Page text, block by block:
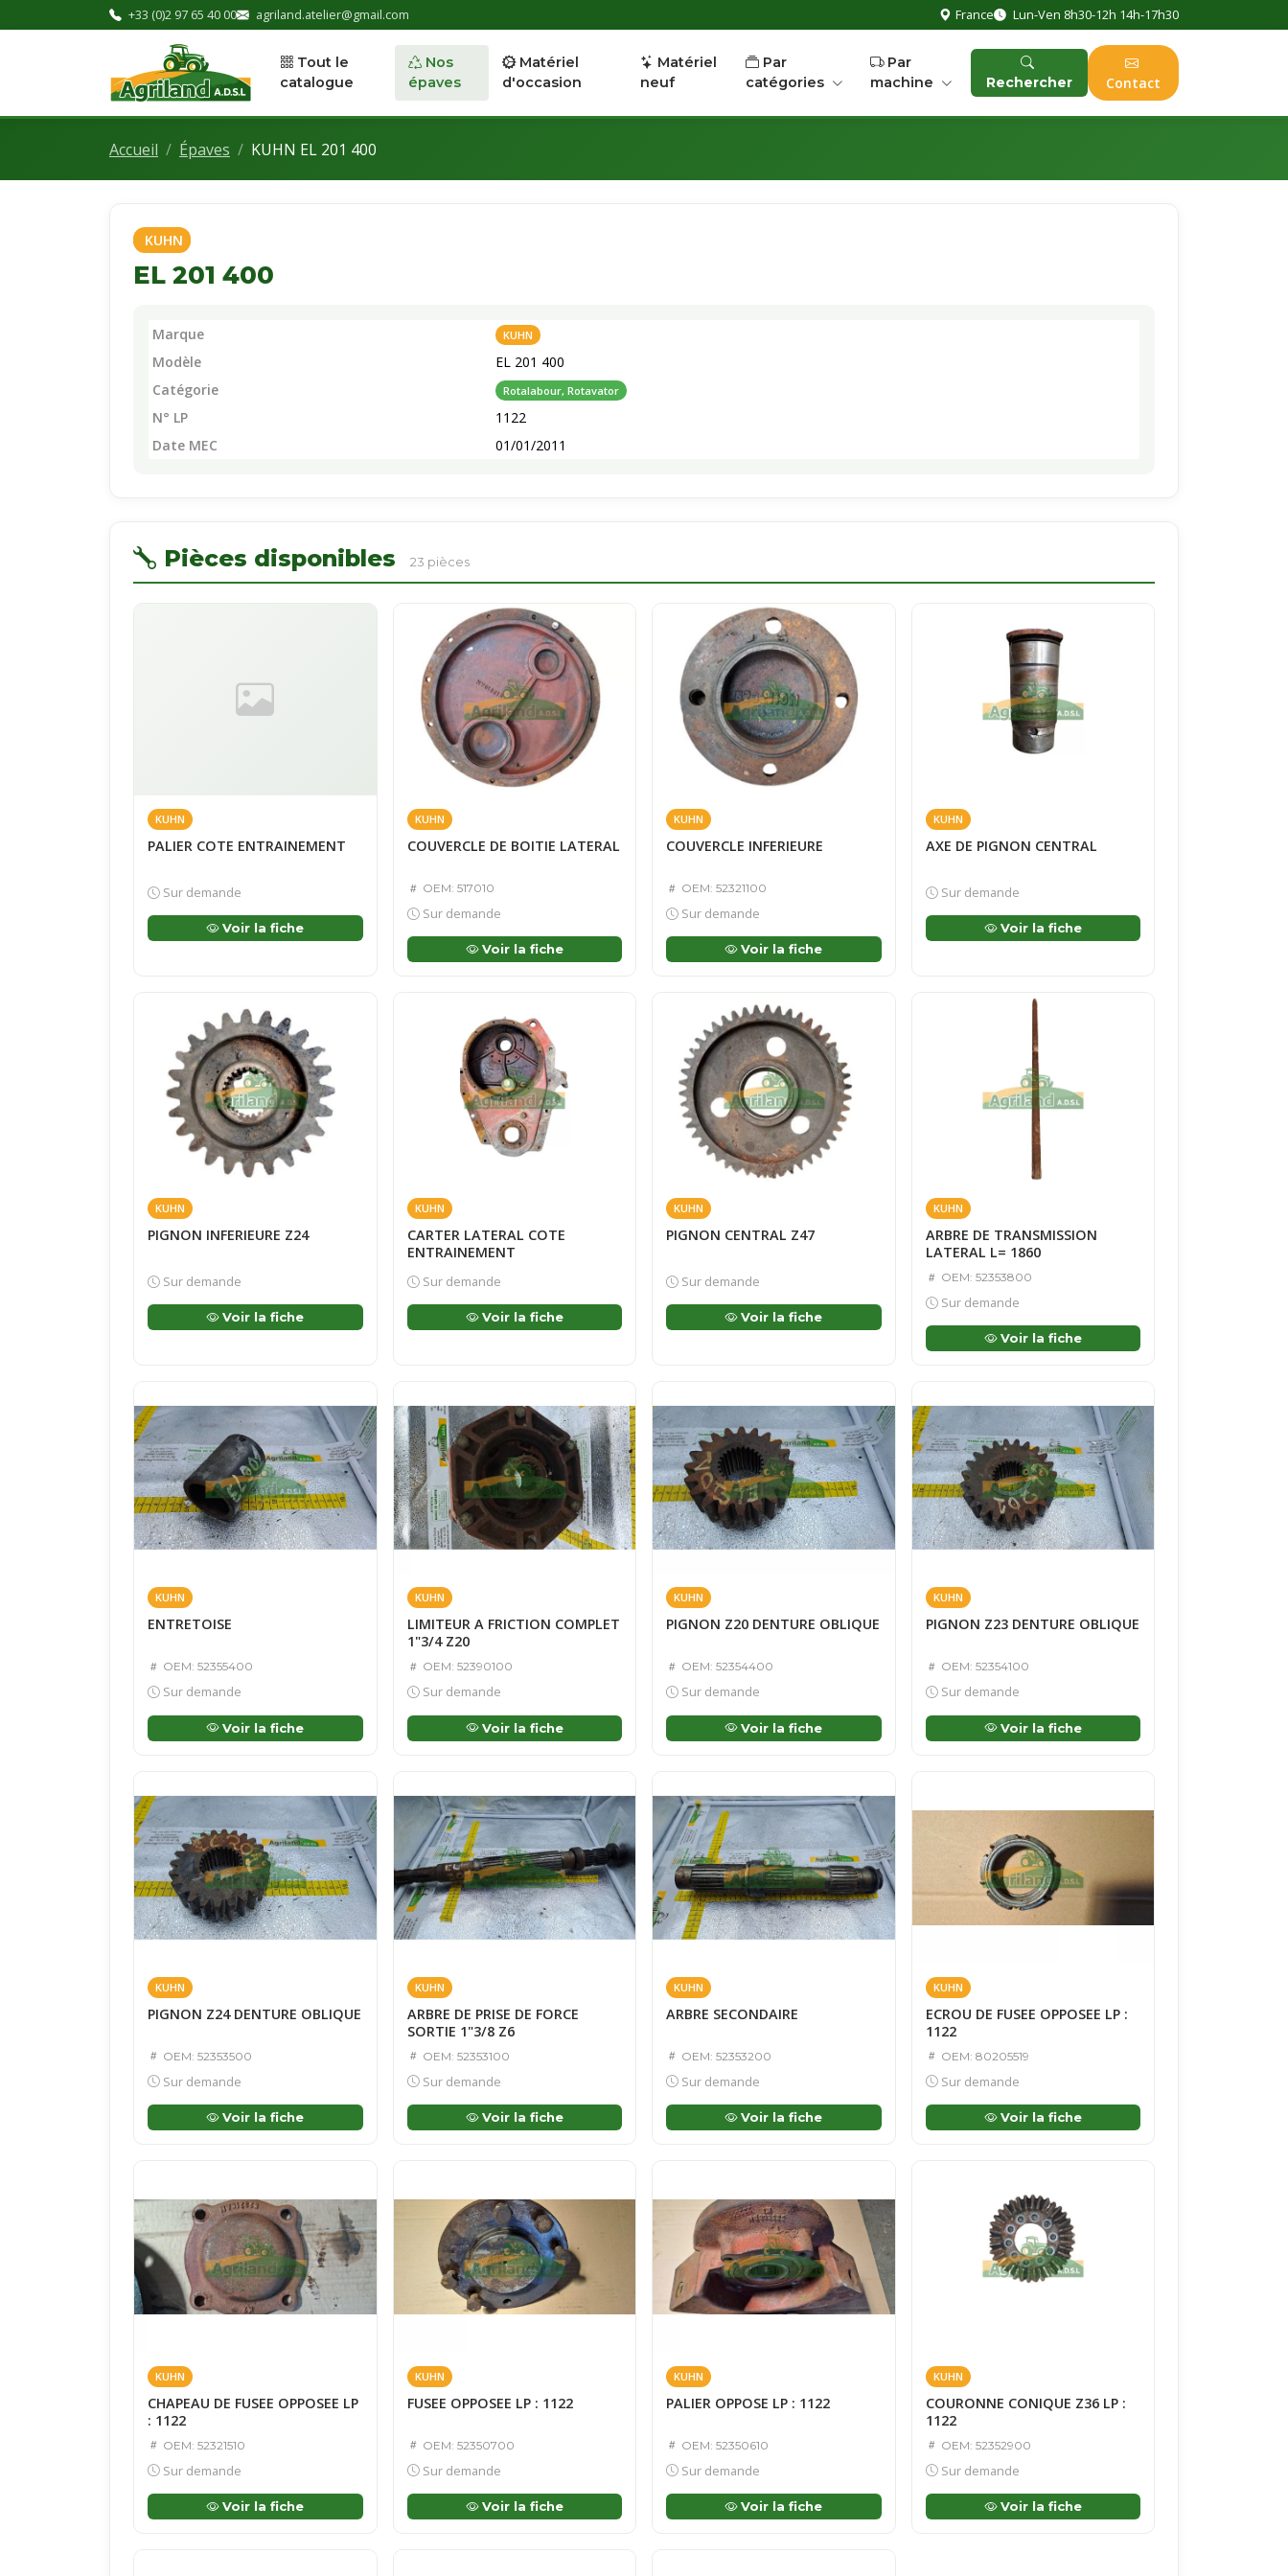
+33 (0)2 97 65 40 00 agriland.atelier@gmail.com France Lun-Ven 8h30-12h 14h-17h30
Tout le
catalogue
Nos
épaves
Matériel
d'occasion
Matériel
neuf
Par
catégories
Par
machine
Rechercher Contact
Accueil Épaves KUHN EL 201 400
KUHN
EL 201 400
Marque KUHN
Modèle
EL 201 400
Catégorie
Rotalabour, Rotavator
N° LP
1122
Date MEC
01/01/2011
Pièces disponibles 23 pièces
KUHN
PALIER COTE ENTRAINEMENT
Sur demande
Voir la fiche
KUHN
COUVERCLE DE BOITIE LATERAL
OEM: 517010
Sur demande
Voir la fiche
KUHN
COUVERCLE INFERIEURE
OEM: 52321100
Sur demande
Voir la fiche
KUHN
AXE DE PIGNON CENTRAL
Sur demande
Voir la fiche
KUHN
PIGNON INFERIEURE Z24
Sur demande
Voir la fiche
KUHN
CARTER LATERAL COTE
ENTRAINEMENT
Sur demande
Voir la fiche
KUHN
PIGNON CENTRAL Z47
Sur demande
Voir la fiche
KUHN
ARBRE DE TRANSMISSION
LATERAL L= 1860
OEM: 52353800
Sur demande
Voir la fiche
KUHN
ENTRETOISE
OEM: 52355400
Sur demande
Voir la fiche
KUHN
LIMITEUR A FRICTION COMPLET
1"3/4 Z20
OEM: 52390100
Sur demande
Voir la fiche
KUHN
PIGNON Z20 DENTURE OBLIQUE
OEM: 52354400
Sur demande
Voir la fiche
KUHN
PIGNON Z23 DENTURE OBLIQUE
OEM: 52354100
Sur demande
Voir la fiche
KUHN
PIGNON Z24 DENTURE OBLIQUE
OEM: 52353500
Sur demande
Voir la fiche
KUHN
ARBRE DE PRISE DE FORCE
SORTIE 1"3/8 Z6
OEM: 52353100
Sur demande
Voir la fiche
KUHN
ARBRE SECONDAIRE
OEM: 52353200
Sur demande
Voir la fiche
KUHN
ECROU DE FUSEE OPPOSEE LP :
1122
OEM: 80205519
Sur demande
Voir la fiche
KUHN
CHAPEAU DE FUSEE OPPOSEE LP
: 1122
OEM: 52321510
Sur demande
Voir la fiche
KUHN
FUSEE OPPOSEE LP : 1122
OEM: 52350700
Sur demande
Voir la fiche
KUHN
PALIER OPPOSE LP : 1122
OEM: 52350610
Sur demande
Voir la fiche
KUHN
COURONNE CONIQUE Z36 LP :
1122
OEM: 52352900
Sur demande
Voir la fiche